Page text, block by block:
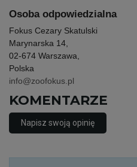
Osoba odpowiedzialna
Fokus Cezary Skatulski
Marynarska 14,
02-674 Warszawa,
Polska
info@zoofokus.pl
KOMENTARZE
Napisz swoją opinię